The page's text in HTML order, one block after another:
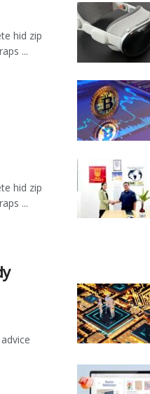
hid zip
...
hid zip
...